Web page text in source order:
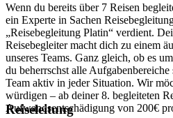
Wenn du bereits über 7 Reisen
ein Experte in Sachen
„Reisebegleitung Platin“ verdient.
Reisebegleiter macht dich zu einem
unseres Teams. Ganz gleich, ob es
du beherrschst alle
Team aktiv in jeder Situation. Wir
würdigen – ab deiner 8. begleiteten
Aufwandsentschädigung von 200€
Reiseleitung